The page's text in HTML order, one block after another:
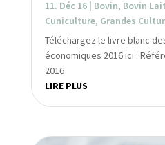
11. Déc 16| Bovin, Bovin
Cuniculture, Grandes
Téléchargez le livre blanc
économiques 2016 ici :
2016
LIRE PLUS